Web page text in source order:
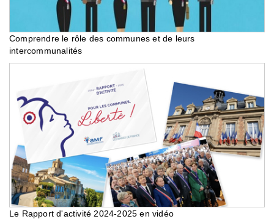
Comprendre le rôle des communes et de leurs
intercommunalités
Le Rapport d'activité 2024-2025 en vidéo